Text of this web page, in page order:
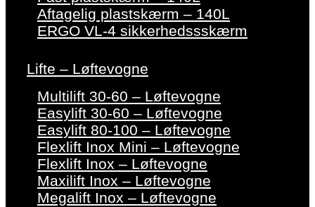
Aftagelig plastskærm – 140L
ERGO VL-4 sikkerhedssskærm
Lifte – Løftevogne
Multilift 30-60 – Løftevogne
Easylift 30-60 – Løftevogne
Easylift 80-100 – Løftevogne
Flexlift Inox Mini – Løftevogne
Flexlift Inox – Løftevogne
Maxilift Inox – Løftevogne
Megalift Inox – Løftevogne